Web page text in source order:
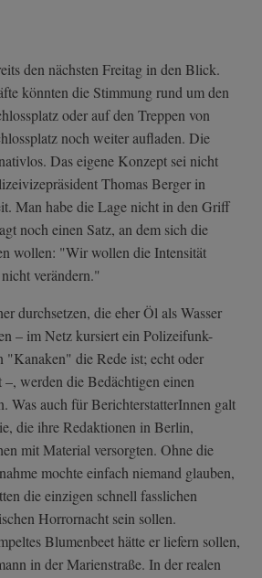
den nächsten Freitag in den Blick.
könnten die Stimmung rund um den
oder auf den Treppen von
noch weiter aufladen. Die
Das eigene Konzept sei nicht
Thomas Berger in
Man habe die Lage nicht in den Griff
noch einen Satz, an dem sich die
wollen: "Wir wollen die Intensität
verändern."
durchsetzen, die eher Öl als Wasser
– im Netz kursiert ein Polizeifunk-
"Kanaken" die Rede ist; echt oder
werden die Bedächtigen einen
Was auch für BerichterstatterInnen galt
die ihre Redaktionen in Berlin,
mit Material versorgten. Ohne die
mochte einfach niemand glauben,
die einzigen schnell fasslichen
Horrornacht sein sollen.
Blumenbeet hätte er liefern sollen,
in der Marienstraße. In der realen